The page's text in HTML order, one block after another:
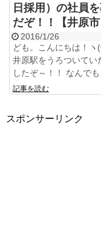
日採用）の社員
だぞ！！【井原市
2016/1/26
ども。こんにちは！ヽ
井原駅をうろついてい
したぞ～！！ なんでも
記事を読む
スポンサーリンク